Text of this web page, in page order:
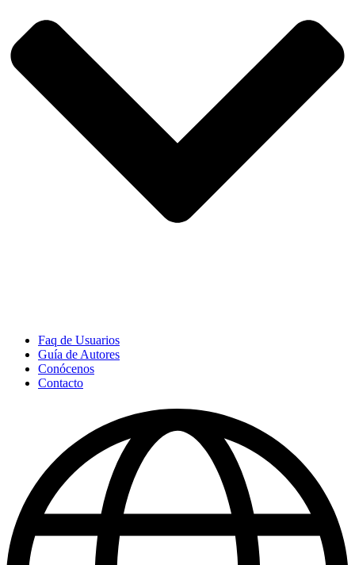
Faq de Usuarios
Guía de Autores
Conócenos
Contacto